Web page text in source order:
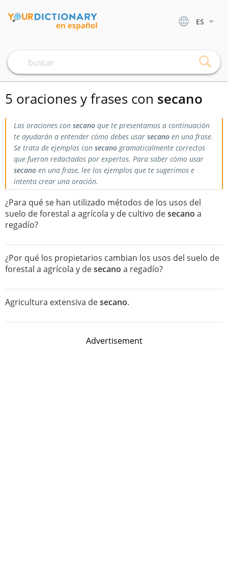
ES
5 oraciones y frases con secano
Las oraciones con secano que te presentamos a continuación
te ayudarán a entender cómo debes usar secano en una frase.
Se trata de ejemplos con secanogramaticalmente correctos
que fueron redactados por expertos. Para saber cómo usar
secano en una frase, lee los ejemplos que te sugerimos e
intenta crear una oración.
¿Para qué se han utilizado métodos de los usos del
suelo de forestal a agrícola y de cultivo desecano a
regadío?
¿Por qué los propietarios cambian los usos del suelo de
forestal a agrícola y desecano a regadío?
Agricultura extensiva desecano.
Advertisement